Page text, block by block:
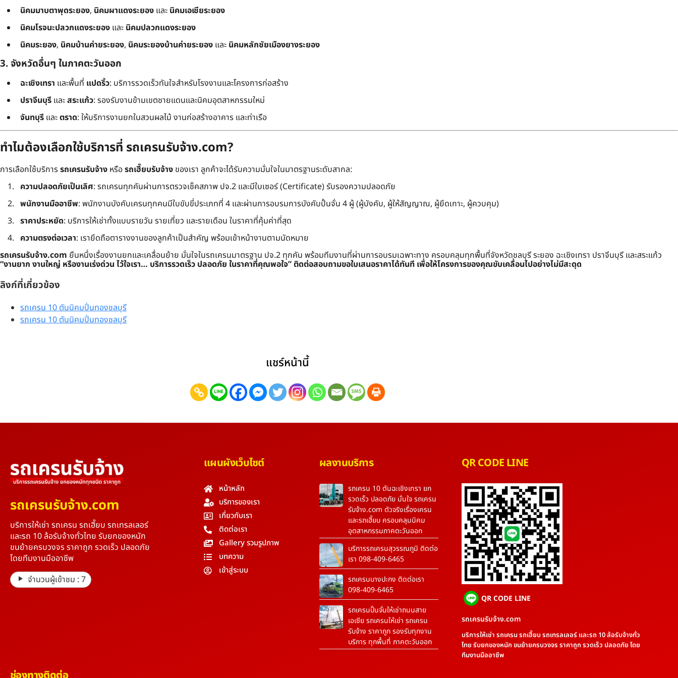
นิคมมาบตาพุดระยอง, นิคมผาแดงระยอง และ นิคมเอเชียระยอง
นิคมโรจนะปลวกแดงระยอง และ นิคมปลวกแดงระยอง
นิคมระยอง, นิคมบ้านค่ายระยอง, นิคมระยองบ้านค่ายระยอง และ นิคมหลักชัยเมืองยางระยอง
3. จังหวัดอื่นๆ ในภาคตะวันออก
ฉะเชิงเทรา และพื้นที่ แปดริ้ว: บริการรวดเร็วทันใจสำหรับโรงงานและโครงการก่อสร้าง
ปราจีนบุรี และสระแก้ว: รองรับงานข้ามเขตชายแดนและนิคมอุตสาหกรรมใหม่
จันทบุรี และตราด: ให้บริการงานยกในสวนผลไม้ งานก่อสร้างอาคาร และท่าเรือ
ทำไมต้องเลือกใช้บริการที่ รถเครนรับจ้าง.com?
การเลือกใช้บริการรถเครนรับจ้าง หรือรถเฮี๊ยบรับจ้าง ของเรา ลูกค้าจะได้รับความมั่นใจในมาตรฐานระดับสากล:
ความปลอดภัยเป็นเลิศ: รถเครนทุกคันผ่านการตรวจเช็คสภาพ ปจ.2 และมีใบเซอร์ (Certificate) รับรองความปลอดภัย
พนักงานมืออาชีพ: พนักงานบังคับเครนทุกคนมีใบขับขี่ประเภทที่ 4 และผ่านการอบรมการบังคับปั้นจั่น 4 ผู้ (ผู้บังคับ, ผู้ให้สัญญาณ, ผู้ยึดเกาะ, ผู้ควบคุม)
ราคาประหยัด: บริการให้เช่าทั้งแบบรายวัน รายเที่ยว และรายเดือน ในราคาที่คุ้มค่าที่สุด
ความตรงต่อเวลา: เรายึดถือตารางงานของลูกค้าเป็นสำคัญ พร้อมเข้าหน้างานตามนัดหมาย
รถเครนรับจ้าง.com ยืนหนึ่งเรื่องงานยกและเคลื่อนย้าย มั่นใจในรถเครนมาตรฐาน ปจ.2 ทุกคัน พร้อมทีมงานที่ผ่านการอบรมเฉพาะทาง ครอบคลุมทุกพื้นที่จังหวัดชลบุรี ระยอง ฉะเชิงเทรา ปราจีนบุรี และสระแก้ว
“งานยาก งานใหญ่ หรืองานเร่งด่วน ไว้ใจเรา… บริการรวดเร็ว ปลอดภัย ในราคาที่คุณพอใจ”ติดต่อสอบถามขอใบเสนอราคาได้ทันที เพื่อให้โครงการของคุณขับเคลื่อนไปอย่างไม่มีสะดุด
ลิงก์ที่เกี่ยวข้อง
รถเครน 10 ตันนิคมปิ่นทองชลบุรี
รถเครน 10 ตันนิคมปิ่นทองชลบุรี
แชร์หน้านี้
รถเครนรับจ้าง.com
บริการให้เช่า รถเครน รถเฮี๊ยบ รถเทรลเลอร์
และรถ 10 ล้อรับจ้างทั่วไทย รับยกของหนัก
ขนย้ายครบวงจร ราคาถูก รวดเร็ว ปลอดภัย
โดยทีมงานมืออาชีพ
จำนวนผู้เข้าชม : 7
แผนผังเว็บไซต์
หน้าหลัก
บริการของเรา
เกี่ยวกับเรา
ติดต่อเรา
Gallery รวมรูปภาพ
บทความ
เข้าสู่ระบบ
ผลงานบริการ
รถเครน 10 ตันฉะเชิงเทรา ยก
รวดเร็ว ปลอดภัย มั่นใจ รถเครน
รับจ้าง.com ตัวจริงเรื่องเครน
และรถเฮี๊ยบ ครอบคลุมนิคม
อุตสาหกรรมภาคตะวันออก
บริการรถเครนสุวรรณภูมิ ติดต่อ
เรา 098-409-6465
รถเครนบางปะกง ติดต่อเรา
098-409-6465
รถเครนปั้นจั่นให้เช่าถนนสาย
เอเซีย รถเครนให้เช่า รถเครน
รับจ้าง ราคาถูก รองรับทุกงาน
บริการ ทุกพื้นที่ ภาคตะวันออก
QR CODE LINE
QR CODE LINE
รถเครนรับจ้าง.com
บริการให้เช่า รถเครน รถเฮี๊ยบ รถเทรลเลอร์ และรถ 10 ล้อรับจ้างทั่ว
ไทย รับยกของหนัก ขนย้ายครบวงจร ราคาถูก รวดเร็ว ปลอดภัย โดย
ทีมงานมืออาชีพ